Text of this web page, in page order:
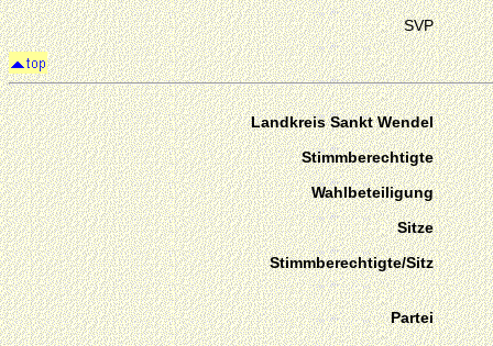
SVP
Landkreis Sankt Wendel
Stimmberechtigte
Wahlbeteiligung
Sitze
Stimmberechtigte/Sitz
Partei